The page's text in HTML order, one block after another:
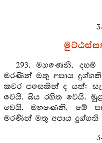
293. මහණෙනි,
මරණින් මතු අපාය
කවර පසෙකින් ද යත්:
වෙයි. බිය රහිත වෙයි.
වෙයි. මහණෙනි, මේ
මරණින් මතු අපාය දුග්ගති